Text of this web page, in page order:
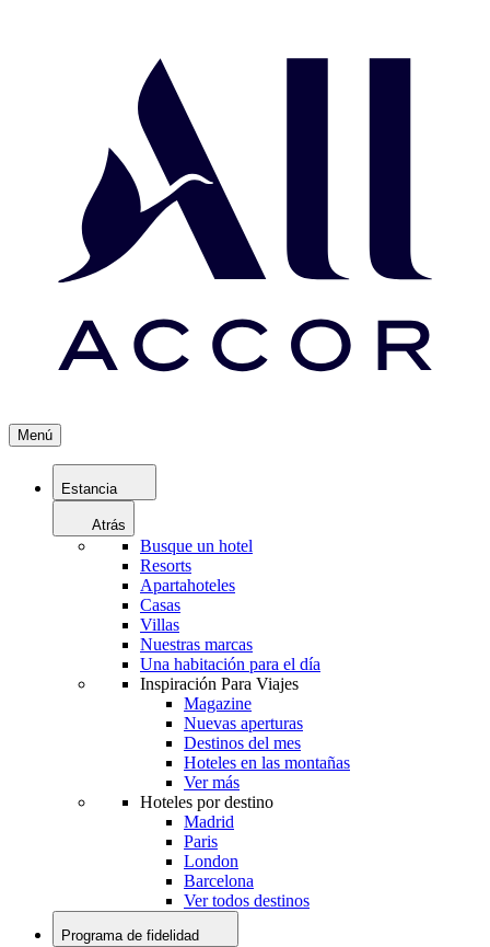
Menú
Estancia
Atrás
Busque un hotel
Resorts
Apartahoteles
Casas
Villas
Nuestras marcas
Una habitación para el día
Inspiración Para Viajes
Magazine
Nuevas aperturas
Destinos del mes
Hoteles en las montañas
Ver más
Hoteles por destino
Madrid
Paris
London
Barcelona
Ver todos destinos
Programa de fidelidad